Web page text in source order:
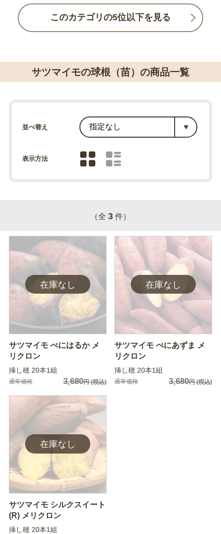
このカテゴリの5位以下を見る
サツマイモの球根（苗）の商品一覧
並べ替え
表示方法
（全 3 件）
サツマイモ べにはるか メ
リクロン
挿し穂 20本1組
通常価格 3,680円(税込)
サツマイモ べにあずま メ
リクロン
挿し穂 20本1組
通常価格 3,680円(税込)
サツマイモ シルクスイート
(R) メリクロン
挿し穂 20本1組